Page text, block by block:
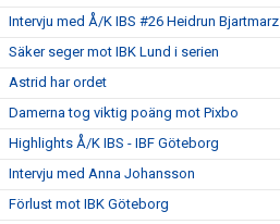
Intervju med Å/K IBS #26 Heidrun Bjartmarz
Säker seger mot IBK Lund i serien
Astrid har ordet
Damerna tog viktig poäng mot Pixbo
Highlights Å/K IBS - IBF Göteborg
Intervju med Anna Johansson
Förlust mot IBK Göteborg